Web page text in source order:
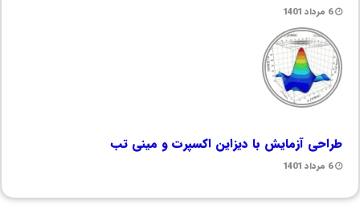
6 مرداد 1401
طراحی آزمایش با دیزاین اکسپرت و مینی تب
6 مرداد 1401